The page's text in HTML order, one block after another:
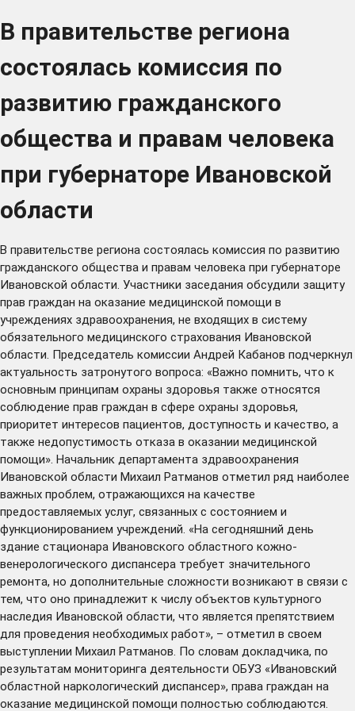
В правительстве региона
состоялась комиссия по
развитию гражданского
общества и правам человека
при губернаторе Ивановской
области
В правительстве региона состоялась комиссия по развитию
гражданского общества и правам человека при губернаторе
Ивановской области. Участники заседания обсудили защиту
прав граждан на оказание медицинской помощи в
учреждениях здравоохранения, не входящих в систему
обязательного медицинского страхования Ивановской
области. Председатель комиссии Андрей Кабанов подчеркнул
актуальность затронутого вопроса: «Важно помнить, что к
основным принципам охраны здоровья также относятся
соблюдение прав граждан в сфере охраны здоровья,
приоритет интересов пациентов, доступность и качество, а
также недопустимость отказа в оказании медицинской
помощи». Начальник департамента здравоохранения
Ивановской области Михаил Ратманов отметил ряд наиболее
важных проблем, отражающихся на качестве
предоставляемых услуг, связанных с состоянием и
функционированием учреждений. «На сегодняшний день
здание стационара Ивановского областного кожно-
венерологического диспансера требует значительного
ремонта, но дополнительные сложности возникают в связи с
тем, что оно принадлежит к числу объектов культурного
наследия Ивановской области, что является препятствием
для проведения необходимых работ», – отметил в своем
выступлении Михаил Ратманов. По словам докладчика, по
результатам мониторинга деятельности ОБУЗ «Ивановский
областной наркологический диспансер», права граждан на
оказание медицинской помощи полностью соблюдаются.